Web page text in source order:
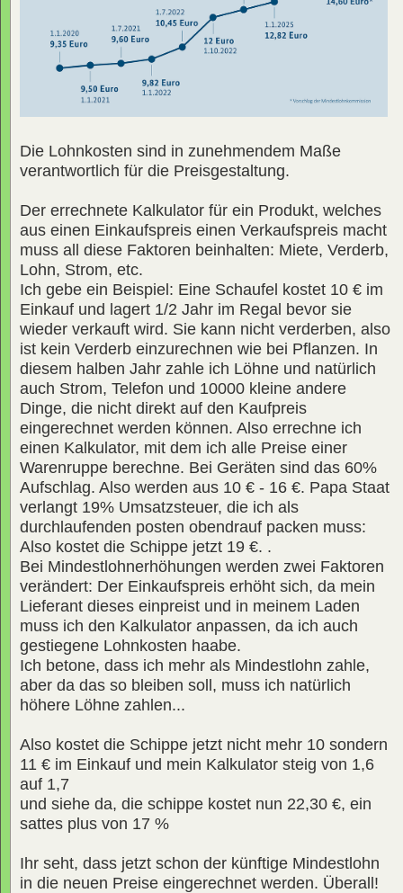
Die Lohnkosten sind in zunehmendem Maße
verantwortlich für die Preisgestaltung.
Der errechnete Kalkulator für ein Produkt, welches
aus einen Einkaufspreis einen Verkaufspreis macht
muss all diese Faktoren beinhalten: Miete, Verderb,
Lohn, Strom, etc.
Ich gebe ein Beispiel: Eine Schaufel kostet 10 € im
Einkauf und lagert 1/2 Jahr im Regal bevor sie
wieder verkauft wird. Sie kann nicht verderben, also
ist kein Verderb einzurechnen wie bei Pflanzen. In
diesem halben Jahr zahle ich Löhne und natürlich
auch Strom, Telefon und 10000 kleine andere
Dinge, die nicht direkt auf den Kaufpreis
eingerechnet werden können. Also errechne ich
einen Kalkulator, mit dem ich alle Preise einer
Warenruppe berechne. Bei Geräten sind das 60%
Aufschlag. Also werden aus 10 € - 16 €. Papa Staat
verlangt 19% Umsatzsteuer, die ich als
durchlaufenden posten obendrauf packen muss:
Also kostet die Schippe jetzt 19 €. .
Bei Mindestlohnerhöhungen werden zwei Faktoren
verändert: Der Einkaufspreis erhöht sich, da mein
Lieferant dieses einpreist und in meinem Laden
muss ich den Kalkulator anpassen, da ich auch
gestiegene Lohnkosten haabe.
Ich betone, dass ich mehr als Mindestlohn zahle,
aber da das so bleiben soll, muss ich natürlich
höhere Löhne zahlen...
Also kostet die Schippe jetzt nicht mehr 10 sondern
11 € im Einkauf und mein Kalkulator steig von 1,6
auf 1,7
und siehe da, die schippe kostet nun 22,30 €, ein
sattes plus von 17 %
Ihr seht, dass jetzt schon der künftige Mindestlohn
in die neuen Preise eingerechnet werden. Überall!